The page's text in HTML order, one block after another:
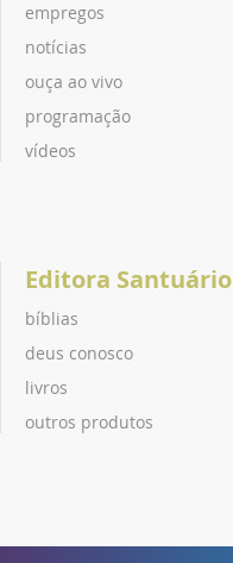
empregos
notícias
ouça ao vivo
programação
vídeos
Editora Santuário
bíblias
deus conosco
livros
outros produtos